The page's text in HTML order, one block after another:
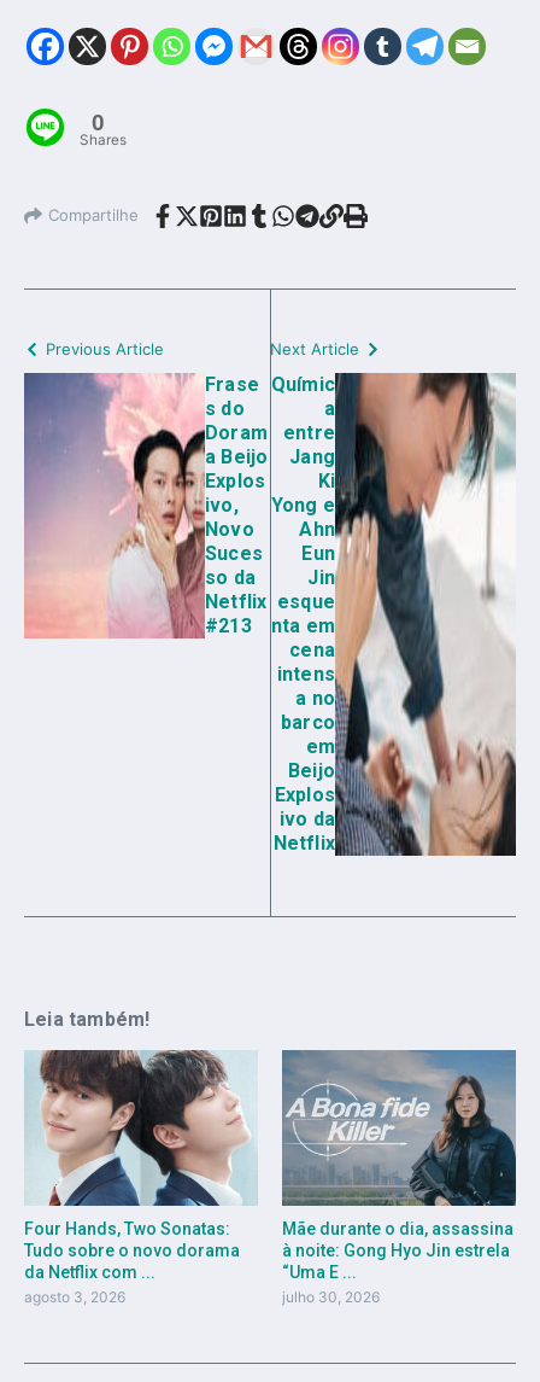
0
Shares
Compartilhe
Previous Article
Frase
s do
Doram
a Beijo
Explos
ivo,
Novo
Suces
so da
Netflix
#213
Next Article
Químic
a
entre
Jang
Ki
Yong e
Ahn
Eun
Jin
esque
nta em
cena
intens
a no
barco
em
Beijo
Explos
ivo da
Netflix
Leia também!
Four Hands, Two Sonatas:
Tudo sobre o novo dorama
da Netflix com ...
agosto 3, 2026
Mãe durante o dia, assassina
à noite: Gong Hyo Jin estrela
“Uma E ...
julho 30, 2026